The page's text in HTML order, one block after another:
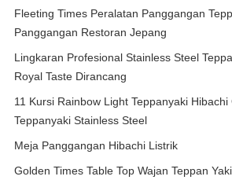
Fleeting Times Peralatan Panggangan
Panggangan Restoran Jepang
Lingkaran Profesional Stainless Steel
Royal Taste Dirancang
11 Kursi Rainbow Light Teppanyaki Hibachi
Teppanyaki Stainless Steel
Meja Panggangan Hibachi Listrik
Golden Times Table Top Wajan Teppan